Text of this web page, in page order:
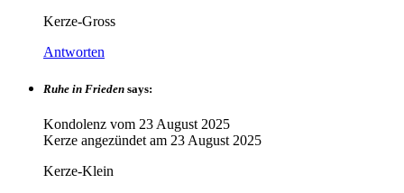
Kerze-Gross
Antworten
Ruhe in Frieden says:
Kondolenz vom 23 August 2025
Kerze angezündet am 23 August 2025
Kerze-Klein